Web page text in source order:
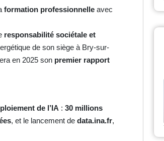
formation professionnelle avec
responsabilité sociétale et
de son siège à Bry-sur-
en 2025 son premier rapport
de l’IA :30 millions
, et le lancement dedata.ina.fr,